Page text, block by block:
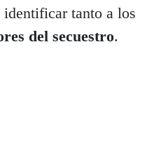
identificar tanto a los
del secuestro.